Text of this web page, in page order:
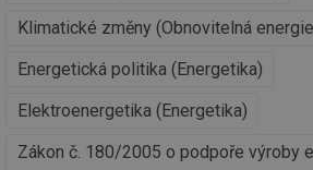
Klimatické změny (Obnovitelná
Energetická politika (Energetika)
Elektroenergetika (Energetika)
Zákon č. 180/2005 o podpoře výroby
funkce webových stránek, jako je
nezbytně nutných souborů cookie
Název